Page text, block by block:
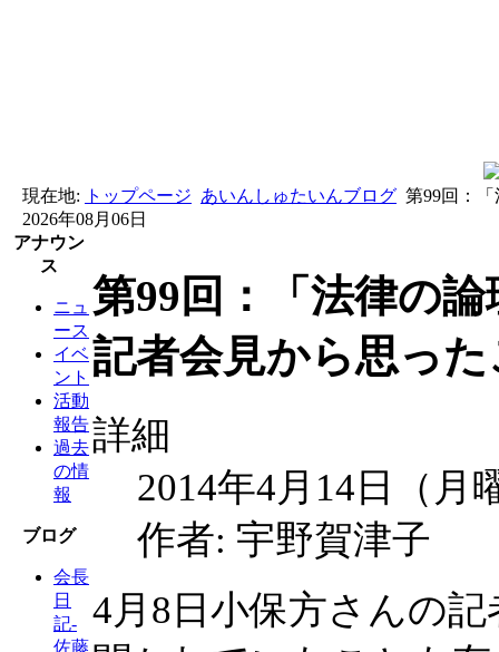
現在地: トップページ あいんしゅたいんブログ 第99回：
2026年08月06日
アナウン
ス
ニュ
ース
イベ
ント
活動
報告
過去
の情
報
ブログ
会長
日
記-
佐藤
第99回：「法律の
記者会見から思っ
詳細
2014年4月14日（月
作者: 宇野賀津子
4月8日小保方さんの